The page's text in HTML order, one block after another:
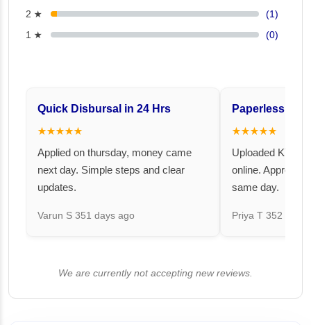
2 ★
(1)
1 ★
(0)
Quick Disbursal in 24 Hrs
★★★★★
Applied on thursday, money came
next day. Simple steps and clear
updates.
Varun S 351 days ago
Paperless and
★★★★★
Uploaded KYC
online. Approval
same day.
Priya T 352 days
We are currently not accepting new reviews.